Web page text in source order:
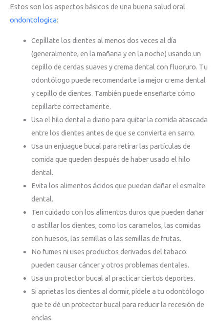
Estos son los aspectos básicos de una buena salud oral
ondontologica:
Cepíllate los dientes al menos dos veces al día
(generalmente, en la mañana y en la noche) usando un
cepillo de cerdas suaves y crema dental con fluoruro. Tu
odontólogo puede recomendarte la mejor crema dental
y cepillo de dientes. También puede enseñarte cómo
cepillarte correctamente.
Usa el hilo dental a diario para quitar la comida atascada
entre los dientes antes de que se convierta en sarro.
Usa un enjuague bucal para retirar las partículas de
comida que queden después de haber usado el hilo
dental.
Evita los alimentos ácidos que puedan dañar el esmalte
dental.
Ten cuidado con los alimentos duros que pueden dañar
o astillar los dientes, como los caramelos, las comidas
con huesos, las semillas o las semillas de frutas.
No fumes ni uses productos derivados del tabaco:
pueden causar cáncer y otros problemas dentales.
Usa un protector bucal al practicar ciertos deportes.
Si aprietas los dientes al dormir, pídele a tu odontólogo
que te dé un protector bucal para reducir la recesión de
encías.